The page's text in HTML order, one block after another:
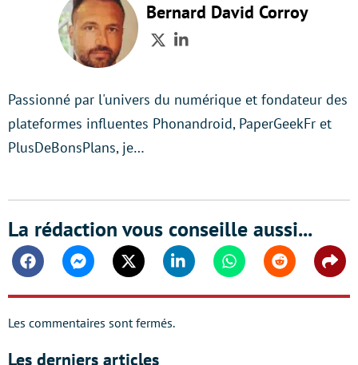
Bernard David Corroy
TwitterLinkedIn
Passionné par l'univers du numérique et fondateur des
plateformes influentes Phonandroid, PaperGeekFr et
PlusDeBonsPlans, je…
La rédaction vous conseille aussi...
FacebookMessengerTwitter Linkedin WhatsappReddit
Les commentaires sont fermés.
Les derniers articles